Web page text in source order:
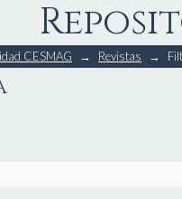
CESMAG → Revistas →